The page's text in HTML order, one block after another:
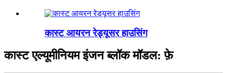
कास्ट आयरन रेड्यूसर हाउसिंग
कास्ट एल्यूमीनियम इंजन ब्लॉक मॉडल: फ़े